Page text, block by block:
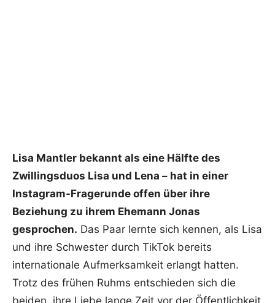
Lisa Mantler bekannt als eine Hälfte des
Zwillingsduos Lisa und Lena – hat in einer
Instagram-Fragerunde offen über ihre
Beziehung zu ihrem Ehemann Jonas
gesprochen. Das Paar lernte sich kennen, als Lisa
und ihre Schwester durch TikTok bereits
internationale Aufmerksamkeit erlangt hatten.
Trotz des frühen Ruhms entschieden sich die